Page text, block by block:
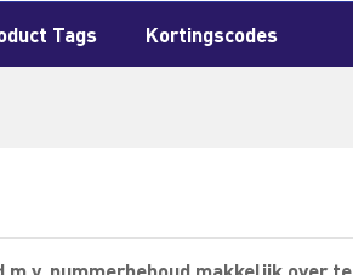
Tags Kortingscodes